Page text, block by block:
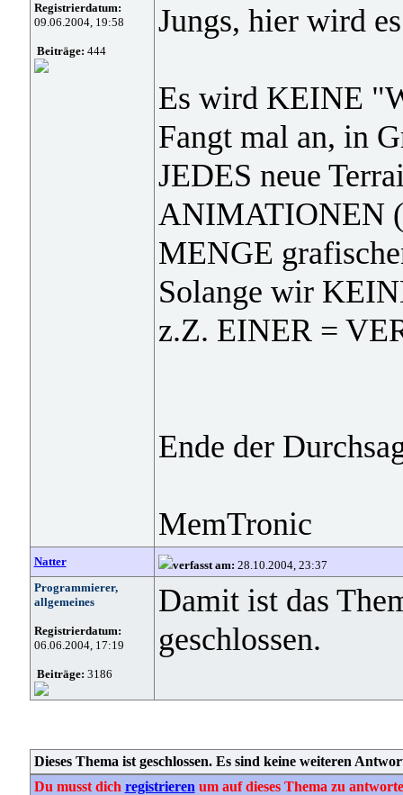
Registrierdatum:
09.06.2004, 19:58
Beiträge: 444
Jungs, hier wird
Es wird KEINE
Fangt mal an, in
JEDES neue
ANIMATIONEN
MENGE
Solange wir
z.Z. EINER =
Ende der
MemTronic
Natter verfasst am: 28.10.2004, 23:37
Programmierer,
allgemeines
Registrierdatum:
06.06.2004, 17:19
Beiträge: 3186
Damit ist das
geschlossen.
Dieses Thema ist geschlossen. Es sind keine weiteren
Du musst dich registrieren um auf dieses Thema zu